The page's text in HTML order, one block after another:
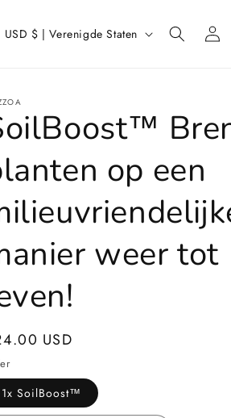
USD $ | Verenigde Staten Inloggen
op een
weer tot
USD
1x SoilBoost™️